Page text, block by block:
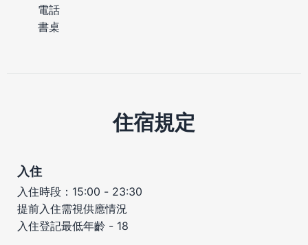
電話
書桌
住宿規定
入住
入住時段：15:00 - 23:30
提前入住需視供應情況
入住登記最低年齡 - 18